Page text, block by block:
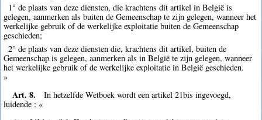
1° de plaats van deze diensten, die krachtens dit artikel in België is
gelegen, aanmerken als buiten de Gemeenschap te zijn gelegen, wanneer het
werkelijke gebruik of de werkelijke exploitatie buiten de Gemeenschap
geschieden;
2° de plaats van deze diensten die, krachtens dit artikel, buiten de
Gemeenschap is gelegen, aanmerken als in België te zijn gelegen, wanneer
het werkelijke gebruik of de werkelijke exploitatie in België geschieden.
»
Art. 8.
In hetzelfde Wetboek wordt een artikel 21bis ingevoegd,
luidende : «